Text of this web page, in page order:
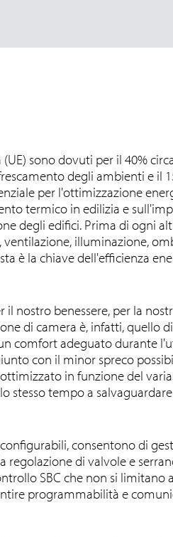
sono dovuti per il 40%
degli ambienti e il
per l'ottimizzazione
termico in edilizia e
degli edifici. Prima di ogni
illuminazione,
è la chiave dell'efficienza
nostro benessere, per la
di camera è, infatti, quello
comfort adeguato durante
con il minor spreco
in funzione del
stesso tempo a
consentono di
di valvole e
SBC che non si limitano
programmabilità e